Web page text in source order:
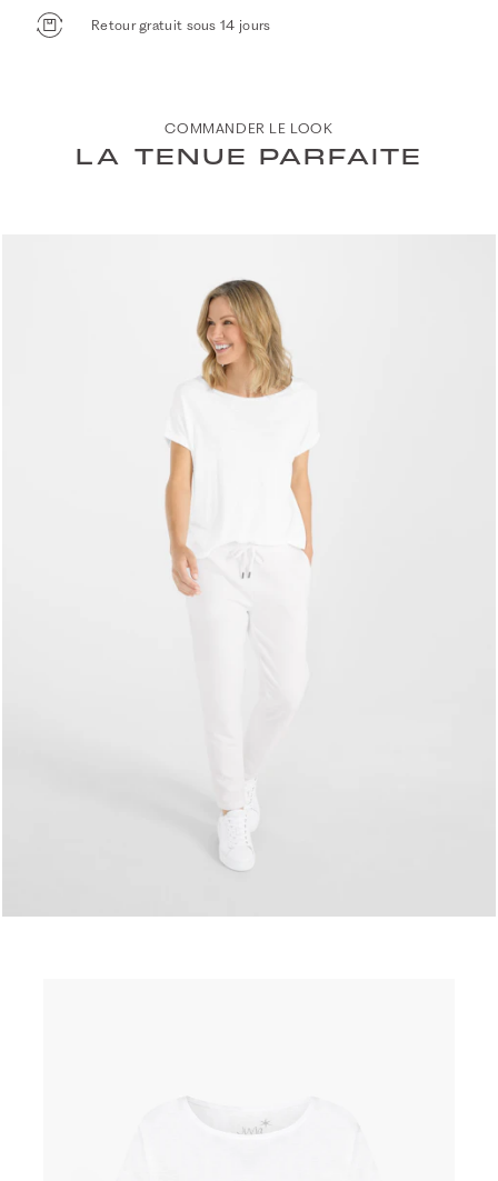
Retour gratuit sous 14 jours
COMMANDER LE LOOK
LA TENUE PARFAITE